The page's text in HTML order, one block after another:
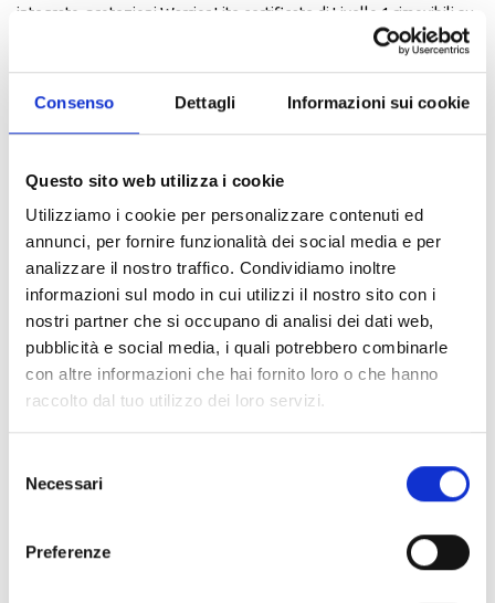
Consenso Dettagli Informazioni sui cookie
Questo sito web utilizza i cookie
Utilizziamo i cookie per personalizzare contenuti ed
annunci, per fornire funzionalità dei social media e per
analizzare il nostro traffico. Condividiamo inoltre
informazioni sul modo in cui utilizzi il nostro sito con i
nostri partner che si occupano di analisi dei dati web,
pubblicità e social media, i quali potrebbero combinarle
con altre informazioni che hai fornito loro o che hanno
raccolto dal tuo utilizzo dei loro servizi.
delNecessari
Preferenze
integrato, protezioni Warrior Lite certificate di Livello 1 rimovibili su
spalle e gomiti, con paraschiena Back Warrior opzionale (Livello 1
En 1621-2: 2012). Il guscio di Hoodie Armor è realizzato in tessuto a
comfort in ogni situazione di guida. Capo ideale per l’utilizzo
urbano sia in moto che in scooter.
SICUREZZA
(UE)2016/425
PPE indumento di protezione uso motociclistico certificato EN
17092-4:2020 di classe A
Predisposizione per alloggiamento para-schiena CE liv. 1 Z53
Predisposizione per alloggiamento para-schiena CE liv. 1 Z54
Protezioni Warrior Lite removibili CE En1621-1 liv.1 spalle e gomiti
COMFORT
Polsino lavorato a maglia
Fodera fissa in rete
PERFORMANCE
Cappuccio fisso
Tessuto elasticizzato